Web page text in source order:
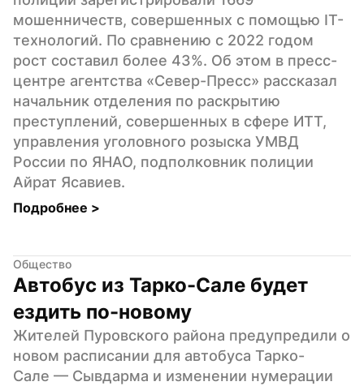
мошенничеств, совершенных с помощью IT-
технологий. По сравнению с 2022 годом
рост составил более 43%. Об этом в пресс-
центре агентства «Север-Пресс» рассказал
начальник отделения по раскрытию
преступлений, совершенных в сфере ИТТ,
управления уголовного розыска УМВД
России по ЯНАО, подполковник полиции
Айрат Ясавиев.
Подробнее >
Общество
Автобус из Тарко-Сале будет
ездить по-новому
Жителей Пуровского района предупредили о
новом расписании для автобуса Тарко-
Сале — Сывдарма и изменении нумерации